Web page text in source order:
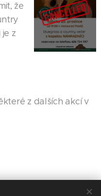
že
z
z dalších akcí v